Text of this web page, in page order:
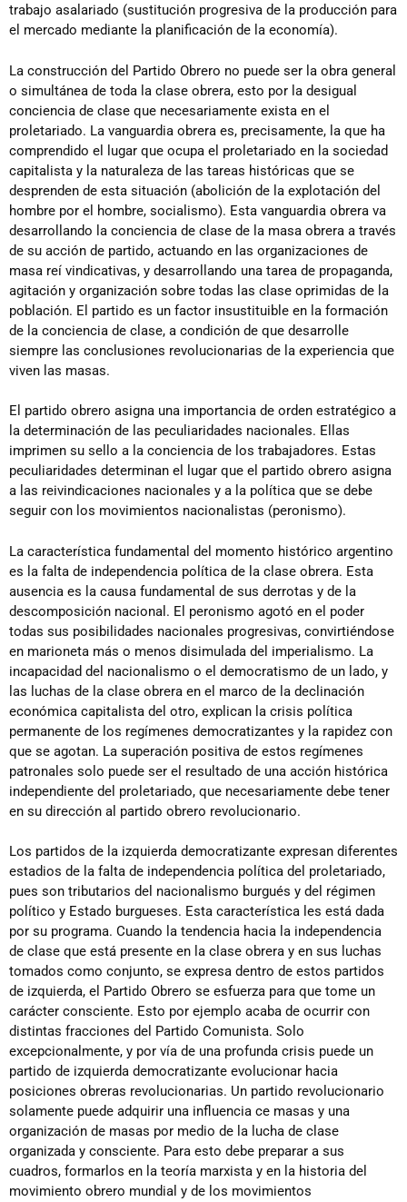
trabajo asalariado (sustitución progresiva de la producción para
el mercado mediante la planificación de la economía).
La construcción del Partido Obrero no puede ser la obra general
o simultánea de toda la clase obrera, esto por la desigual
conciencia de clase que necesariamente exista en el
proletariado. La vanguardia obrera es, precisamente, la que ha
comprendido el lugar que ocupa el proletariado en la sociedad
capitalista y la naturaleza de las tareas históricas que se
desprenden de esta situación (abolición de la explotación del
hombre por el hombre, socialismo). Esta vanguardia obrera va
desarrollando la conciencia de clase de la masa obrera a través
de su acción de partido, actuando en las organizaciones de
masa reí vindicativas, y desarrollando una tarea de propaganda,
agitación y organización sobre todas las clase oprimidas de la
población. El partido es un factor insustituible en la formación
de la conciencia de clase, a condición de que desarrolle
siempre las conclusiones revolucionarias de la experiencia que
viven las masas.
El partido obrero asigna una importancia de orden estratégico a
la determinación de las peculiaridades nacionales. Ellas
imprimen su sello a la conciencia de los trabajadores. Estas
peculiaridades determinan el lugar que el partido obrero asigna
a las reivindicaciones nacionales y a la política que se debe
seguir con los movimientos nacionalistas (peronismo).
La característica fundamental del momento histórico argentino
es la falta de independencia política de la clase obrera. Esta
ausencia es la causa fundamental de sus derrotas y de la
descomposición nacional. El peronismo agotó en el poder
todas sus posibilidades nacionales progresivas, convirtiéndose
en marioneta más o menos disimulada del imperialismo. La
incapacidad del nacionalismo o el democratismo de un lado, y
las luchas de la clase obrera en el marco de la declinación
económica capitalista del otro, explican la crisis política
permanente de los regímenes democratizantes y la rapidez con
que se agotan. La superación positiva de estos regímenes
patronales solo puede ser el resultado de una acción histórica
independiente del proletariado, que necesariamente debe tener
en su dirección al partido obrero revolucionario.
Los partidos de la izquierda democratizante expresan diferentes
estadios de la falta de independencia política del proletariado,
pues son tributarios del nacionalismo burgués y del régimen
político y Estado burgueses. Esta característica les está dada
por su programa. Cuando la tendencia hacia la independencia
de clase que está presente en la clase obrera y en sus luchas
tomados como conjunto, se expresa dentro de estos partidos
de izquierda, el Partido Obrero se esfuerza para que tome un
carácter consciente. Esto por ejemplo acaba de ocurrir con
distintas fracciones del Partido Comunista. Solo
excepcionalmente, y por vía de una profunda crisis puede un
partido de izquierda democratizante evolucionar hacia
posiciones obreras revolucionarias. Un partido revolucionario
solamente puede adquirir una influencia ce masas y una
organización de masas por medio de la lucha de clase
organizada y consciente. Para esto debe preparar a sus
cuadros, formarlos en la teoría marxista y en la historia del
movimiento obrero mundial y de los movimientos